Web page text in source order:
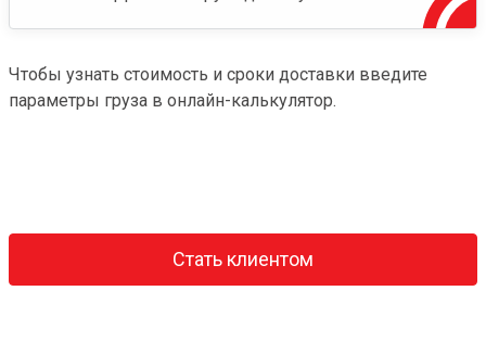
Чтобы узнать стоимость и сроки доставки введите
параметры груза в онлайн-калькулятор.
Стать клиентом